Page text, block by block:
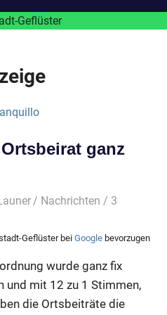
ganz
Nachrichten / 3
Geflüster beiGoogle bevorzugen
wurde ganz fix
und mit 12 zu 1 Stimmen,
die Ortsbeiträte die